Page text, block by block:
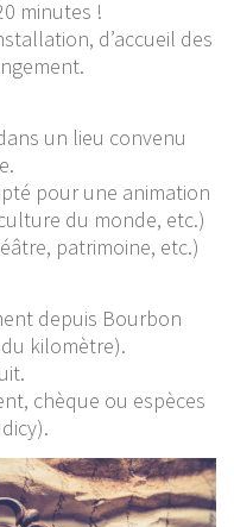
minutes !
d’accueil des
un lieu convenu
pour une animation
du monde, etc.)
patrimoine, etc.)
depuis Bourbon
du kilomètre).
chèque ou espèces